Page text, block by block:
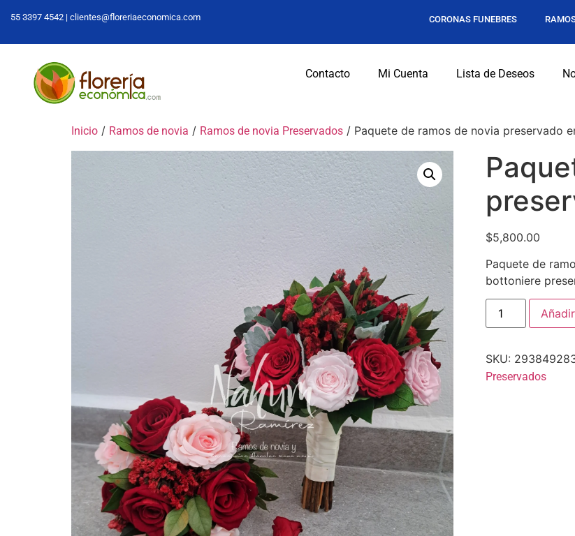
55 3397 4542 | clientes@floreriaeconomica.com CORONAS FUNEBRES
Contacto Mi Cuenta Lista de Deseos
Inicio / Ramos de novia / Ramos de novia Preservados / Paquete de ramos de novia preservado
$5,800.00
Paquete de
bottoniere
SKU:
Preservados